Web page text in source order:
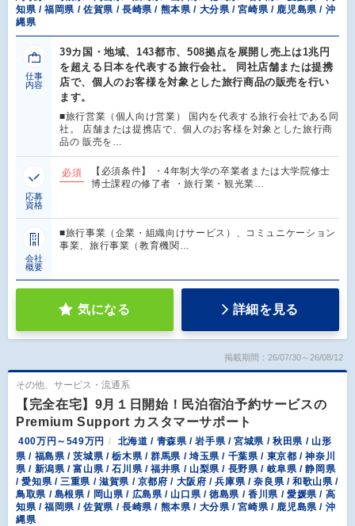
知県 / 福岡県 / 佐賀県 / 長崎県 / 熊本県 / 大分県 / 宮崎県 / 鹿児島県 / 沖
縄県
仕事
内容
39カ国・地域、143都市、508拠点を展開し売上は1兆円
を超える日本を代表する旅行会社。 同社店舗または提携
店で、個人のお客様を対象とした旅行商品の販売を行い
ます。
■旅行営業（個人向け営業） 国内を代表する旅行会社である同
社。 店舗または提携店で、個人のお客様を対象とした旅行商
品の 販売を…
応募
資格
必須
【必須条件】 ・4年制大学の卒業者または大学院修士
博士課程の修了者 ・旅行業・観光業…
会社
概要
■旅行事業（企業・組織向けサービス）、コミュニケーション
事業、旅行事業（教育機関…
気になる 詳細を見る
掲載期間：26/07/30～26/08/12
その他、サービス・流通系
【完全在宅】9月１日開始！民泊宿泊予約サービスの
Premium Support カスタマーサポート
400万円～549万円
北海道 / 青森県 / 岩手県 / 宮城県 / 秋田県 / 山形
県 / 福島県 / 茨城県 / 栃木県 / 群馬県 / 埼玉県 / 千葉県 / 東京都 / 神奈川
県 / 新潟県 / 富山県 / 石川県 / 福井県 / 山梨県 / 長野県 / 岐阜県 / 静岡県
/ 愛知県 / 三重県 / 滋賀県 / 京都府 / 大阪府 / 兵庫県 / 奈良県 / 和歌山県 /
鳥取県 / 島根県 / 岡山県 / 広島県 / 山口県 / 徳島県 / 香川県 / 愛媛県 / 高
知県 / 福岡県 / 佐賀県 / 長崎県 / 熊本県 / 大分県 / 宮崎県 / 鹿児島県 / 沖
縄県